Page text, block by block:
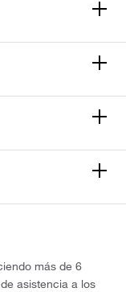
más de 6
asistencia a los